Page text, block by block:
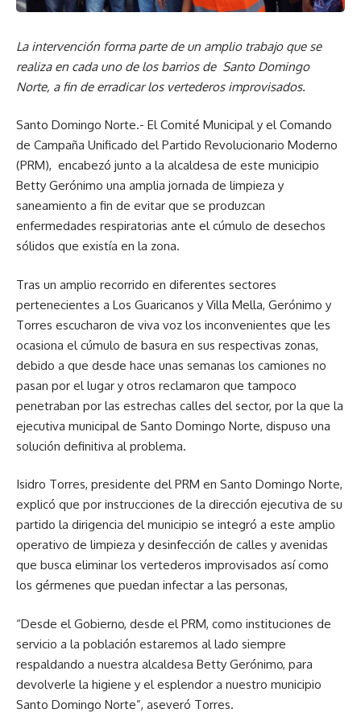
La intervención forma parte de un amplio trabajo que se
realiza en cada uno de los barrios de Santo Domingo
Norte, a fin de erradicar los vertederos improvisados.
Santo Domingo Norte.- El Comité Municipal y el Comando
de Campaña Unificado del Partido Revolucionario Moderno
(PRM), encabezó junto a la alcaldesa de este municipio
Betty Gerónimo una amplia jornada de limpieza y
saneamiento a fin de evitar que se produzcan
enfermedades respiratorias ante el cúmulo de desechos
sólidos que existía en la zona.
Tras un amplio recorrido en diferentes sectores
pertenecientes a Los Guaricanos y Villa Mella, Gerónimo y
Torres escucharon de viva voz los inconvenientes que les
ocasiona el cúmulo de basura en sus respectivas zonas,
debido a que desde hace unas semanas los camiones no
pasan por el lugar y otros reclamaron que tampoco
penetraban por las estrechas calles del sector, por la que la
ejecutiva municipal de Santo Domingo Norte, dispuso una
solución definitiva al problema.
Isidro Torres, presidente del PRM en Santo Domingo Norte,
explicó que por instrucciones de la dirección ejecutiva de su
partido la dirigencia del municipio se integró a este amplio
operativo de limpieza y desinfección de calles y avenidas
que busca eliminar los vertederos improvisados así como
los gérmenes que puedan infectar a las personas,
“Desde el Gobierno, desde el PRM, como instituciones de
servicio a la población estaremos al lado siempre
respaldando a nuestra alcaldesa Betty Gerónimo, para
devolverle la higiene y el esplendor a nuestro municipio
Santo Domingo Norte”, aseveró Torres.